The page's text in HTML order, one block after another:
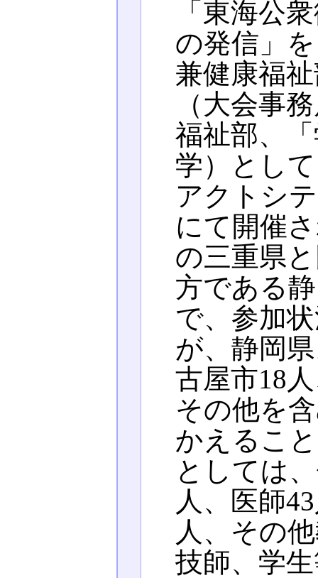
「東海公
の発信」
兼健康福
（大会事
福祉部、
学）とし
アクトシ
にて開催
の三重県
方である
で、参加
が、静岡
古屋市18
その他を
かえるこ
としては
人、医師
人、その
技師、学